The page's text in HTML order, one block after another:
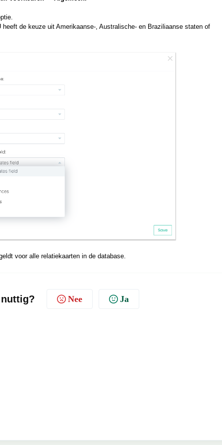
de keuze uit Amerikaanse-, Australische- en Braziliaanse staten of
voor alle relatiekaarten in de database.
Nee Ja